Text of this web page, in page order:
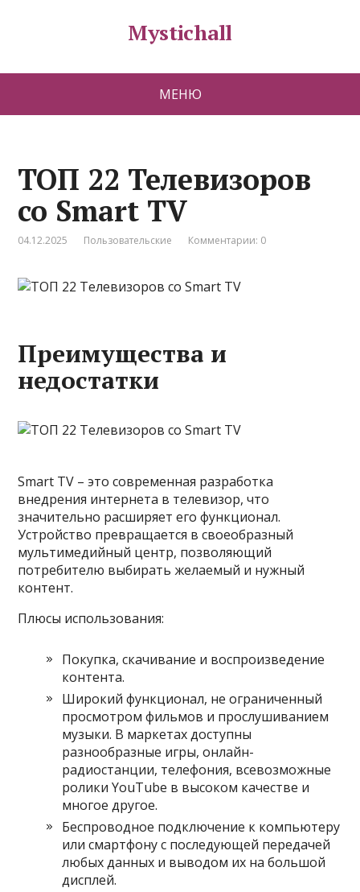
Mystichall
МЕНЮ
ТОП 22 Телевизоров
со Smart TV
04.12.2025 Пользовательские Комментарии: 0
Преимущества и
недостатки
Smart TV – это современная разработка
внедрения интернета в телевизор, что
значительно расширяет его функционал.
Устройство превращается в своеобразный
мультимедийный центр, позволяющий
потребителю выбирать желаемый и нужный
контент.
Плюсы использования:
Покупка, скачивание и воспроизведение
контента.
Широкий функционал, не ограниченный
просмотром фильмов и прослушиванием
музыки. В маркетах доступны
разнообразные игры, онлайн-
радиостанции, телефония, всевозможные
ролики YouTube в высоком качестве и
многое другое.
Беспроводное подключение к компьютеру
или смартфону с последующей передачей
любых данных и выводом их на большой
дисплей.